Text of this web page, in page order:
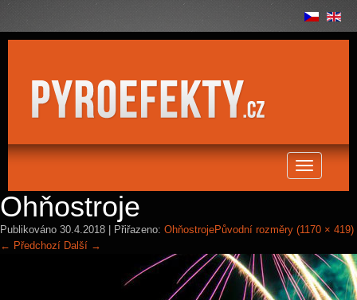
Toggle
navigation
Ohňostroje
Publikováno 30.4.2018 | Přiřazeno: OhňostrojePůvodní rozměry (1170 × 419)
← Předchozí Další →